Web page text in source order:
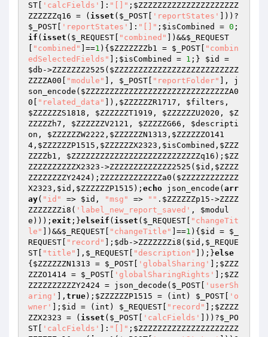
ST
'calcFields' ]: "[]" ; $ZZZZZZZZZZZZZZZZZZZZZ
ZZZZZZq16 = ( isset ( $_POST 'reportStates'
]))?
$_POST
'reportStates' ]: "[]" ; $isCombined = 0 ;
if ( isset ( $_REQUEST "combined" ])&&$_REQUEST
"combined" ]==1 ){ $ZZZZZZZb1 = $_POST
"combin
edSelectedFields"
]; $isCombined = 1 ;} $id
$db ->ZZZZZZZ2525( $ZZZZZZZZZZZZZZZZZZZZZZZZZZ
ZZZZA00
"module" ], $_POST "reportFolder"
], j
son_encode( $ZZZZZZZZZZZZZZZZZZZZZZZZZZZZZZA0
0
"related_data" ]), $ZZZZZZR1717 , $filters
$ZZZZZZS1818 , $ZZZZZZT1919 , $ZZZZZZU2020 , $Z
ZZZZZh7 , $ZZZZZZV2121 , $ZZZZZG66 , $descripti
on , $ZZZZZZW2222 , $ZZZZZZN1313 , $ZZZZZZO141
4 , $ZZZZZZP1515 , $ZZZZZZX2323 , $isCombined , $ZZZ
ZZZZb1 , $ZZZZZZZZZZZZZZZZZZZZZZZZZZZq16 ); $ZZ
ZZZZZZZZZZX2323 ->ZZZZZZZZZZZZZ2525( $id , $ZZZZ
ZZZZZZZZY2424);ZZZZZZZZZZZZZa0( $ZZZZZZZZZZZZ
X2323 , $id , $ZZZZZZP1515 ); echo json_encode( arr
ay( "id" => $id , "msg" => "" . $ZZZZZZp15 ->ZZZZ
ZZZZZZZi8( 'label_new_report_saved' , $modul
e ))); exit ;}elseif ( isset ( $_REQUEST
"changeTit
le"
])&&$_REQUEST "changeTitle" ]==1 ){ $id = $_
REQUEST
"record" ]; $db ->ZZZZZZZi8( $id , $_REQUE
ST
"title" ], $_REQUEST "description" ]);}else
{ $ZZZZZZN1313 = $_POST 'globalSharing' ]; $ZZZ
ZZZO1414 = $_POST 'globalSharingRights' ]; $ZZ
ZZZZZZZZZZY2424 = json_decode( $_POST
'userSh
aring'
], true); $ZZZZZZP1515 = (int) $_POST
'o
wner'
]; $id = (int) $_REQUEST "record" ]; $ZZZZ
ZZX2323 = ( isset ( $_POST 'calcFields' ]))?$_PO
ST
'calcFields' ]: "[]" ; $ZZZZZZZZZZZZZZZZZZZZZ